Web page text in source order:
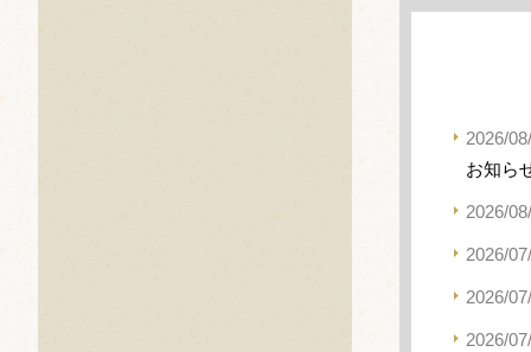
2026/
お知ら
2026/
2026/
2026/
2026/